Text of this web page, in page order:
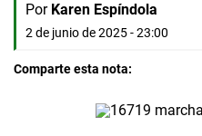
Por Karen Espíndola
2 de junio de 2025 - 23:00
Comparte esta nota: